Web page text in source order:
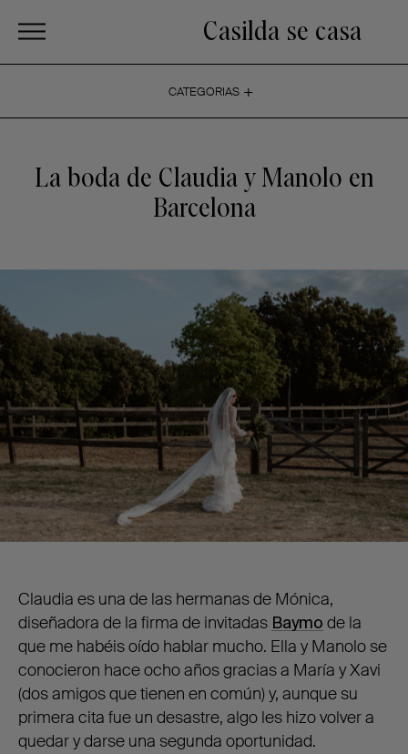
Casilda se casa
CATEGORIAS +
La boda de Claudia y Manolo en
Barcelona
Claudia es una de las hermanas de Mónica,
diseñadora de la firma de invitadas Baymo de la
que me habéis oído hablar mucho. Ella y Manolo se
conocieron hace ocho años gracias a María y Xavi
(dos amigos que tienen en común) y, aunque su
primera cita fue un desastre, algo les hizo volver a
quedar y darse una segunda oportunidad.